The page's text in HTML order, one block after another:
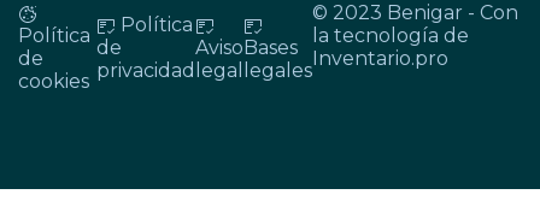
Política
de
cookies
Política
de
privacidad
Aviso
legal
Bases
legales
© 2023 Benigar - Con
la tecnología de
Inventario.pro